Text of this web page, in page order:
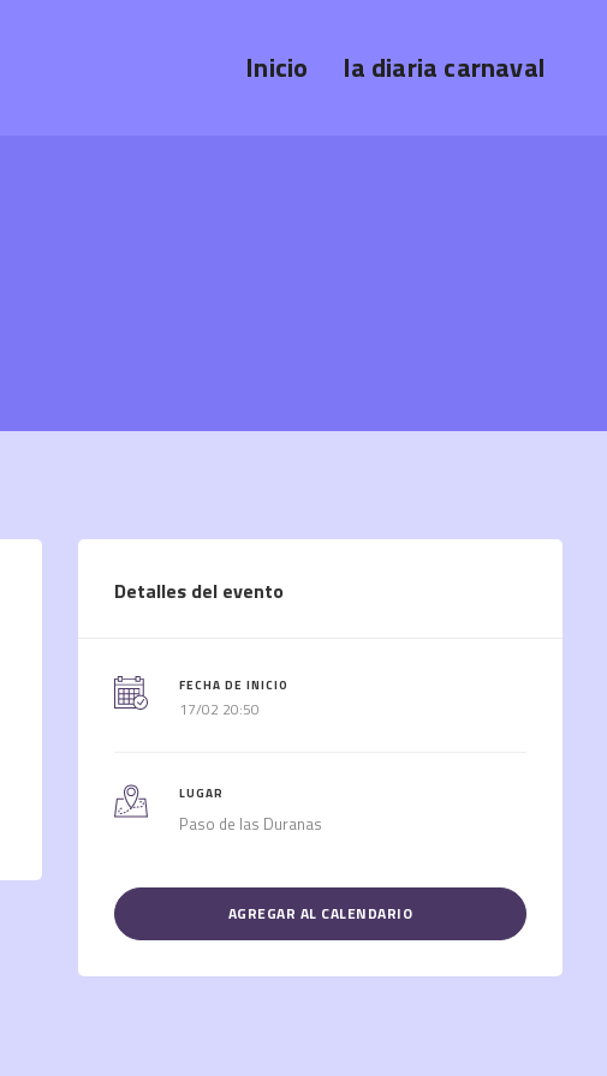
Inicio la diaria carnaval
Detalles del evento
FECHA DE INICIO
17/02 20:50
LUGAR
Paso de las Duranas
AGREGAR AL CALENDARIO